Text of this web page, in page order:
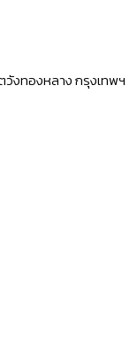
วังทองหลาง กรุงเทพฯ